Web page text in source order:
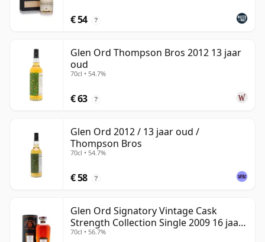
€ 54 ?
Glen Ord Thompson Bros 2012 13 jaar
oud
70cl • 54.7%
€ 63 ?
Glen Ord 2012 / 13 jaar oud /
Thompson Bros
70cl • 54.7%
€ 58 ?
Glen Ord Signatory Vintage Cask
Strength Collection Single 2009 16 jaar
oud
70cl • 56.7%